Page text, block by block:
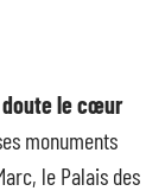
doute le cœur
monuments
le Palais des